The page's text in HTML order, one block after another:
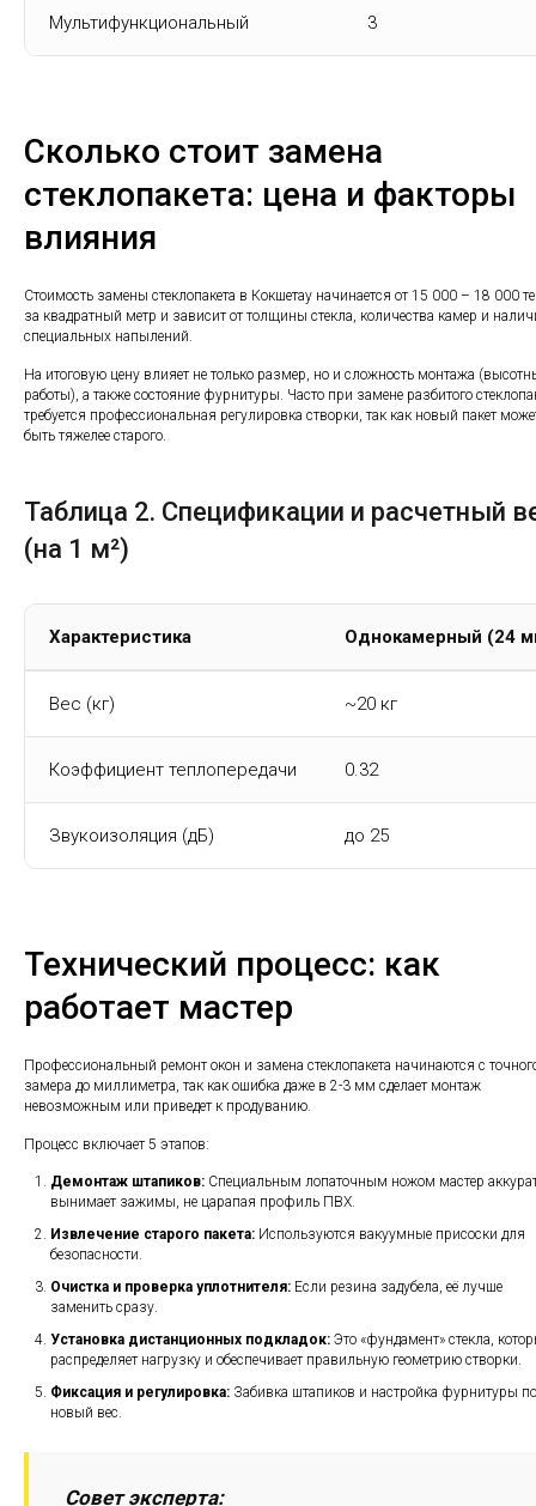
Мультифункциональный 3
Сколько стоит замена
стеклопакета: цена и факторы
влияния
Стоимость замены стеклопакета в Кокшетау начинается от 15 000 – 18 000
за квадратный метр и зависит от толщины стекла, количества камер и
специальных напылений.
На итоговую цену влияет не только размер, но и сложность монтажа
работы), а также состояние фурнитуры. Часто при замене разбитого
требуется профессиональная регулировка створки, так как новый пакет
быть тяжелее старого.
Таблица 2. Спецификации и расчетный
(на 1 м²)
Характеристика Однокамерный (24
Вес (кг) ~20 кг
Коэффициент теплопередачи 0.32
Звукоизоляция (дБ) до 25
Технический процесс: как
работает мастер
Профессиональный ремонт окон и замена стеклопакета начинаются с
замера до миллиметра, так как ошибка даже в 2-3 мм сделает монтаж
невозможным или приведет к продуванию.
Процесс включает 5 этапов:
Демонтаж штапиков: Специальным лопаточным ножом мастер
вынимает зажимы, не царапая профиль ПВХ.
Извлечение старого пакета: Используются вакуумные присоски для
безопасности.
Очистка и проверка уплотнителя: Если резина задубела, её лучше
заменить сразу.
Установка дистанционных подкладок: Это «фундамент» стекла,
распределяет нагрузку и обеспечивает правильную геометрию створки.
Фиксация и регулировка: Забивка штапиков и настройка фурнитуры
новый вес.
Совет эксперта: